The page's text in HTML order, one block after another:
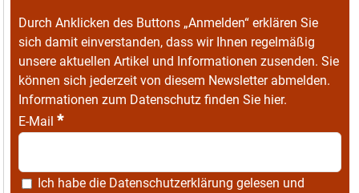
Durch Anklicken des Buttons „Anmelden“ erklären Sie
sich damit einverstanden, dass wir Ihnen regelmäßig
unsere aktuellen Artikel und Informationen zusenden. Sie
können sich jederzeit von diesem Newsletter abmelden.
Informationen zum Datenschutz finden Sie hier.
E-Mail *
Ich habe die Datenschutzerklärung gelesen und